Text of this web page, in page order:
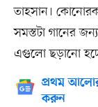
তাহসান।
সমস্তটা গানের
এগুলো ছড়ানো
প্রথম
করুন